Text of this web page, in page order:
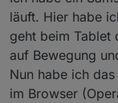
läuft. Hier habe
geht beim Tablet
auf Bewegung
Nun habe ich
im Browser